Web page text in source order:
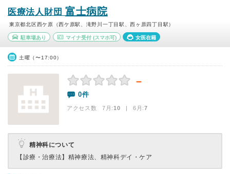
医療法人財団 富士病院
東京都北区西ケ原（西ケ原駅、滝野川一丁目駅、西ヶ原四丁目駅）
駐車場あり マイナ受付(スマホ可) 女医在籍
土曜（〜17:00）
－
0件
アクセス数 7月:10 | 6月:7
精神科について
【診療・治療法】 精神療法、精神科デイ・ケア